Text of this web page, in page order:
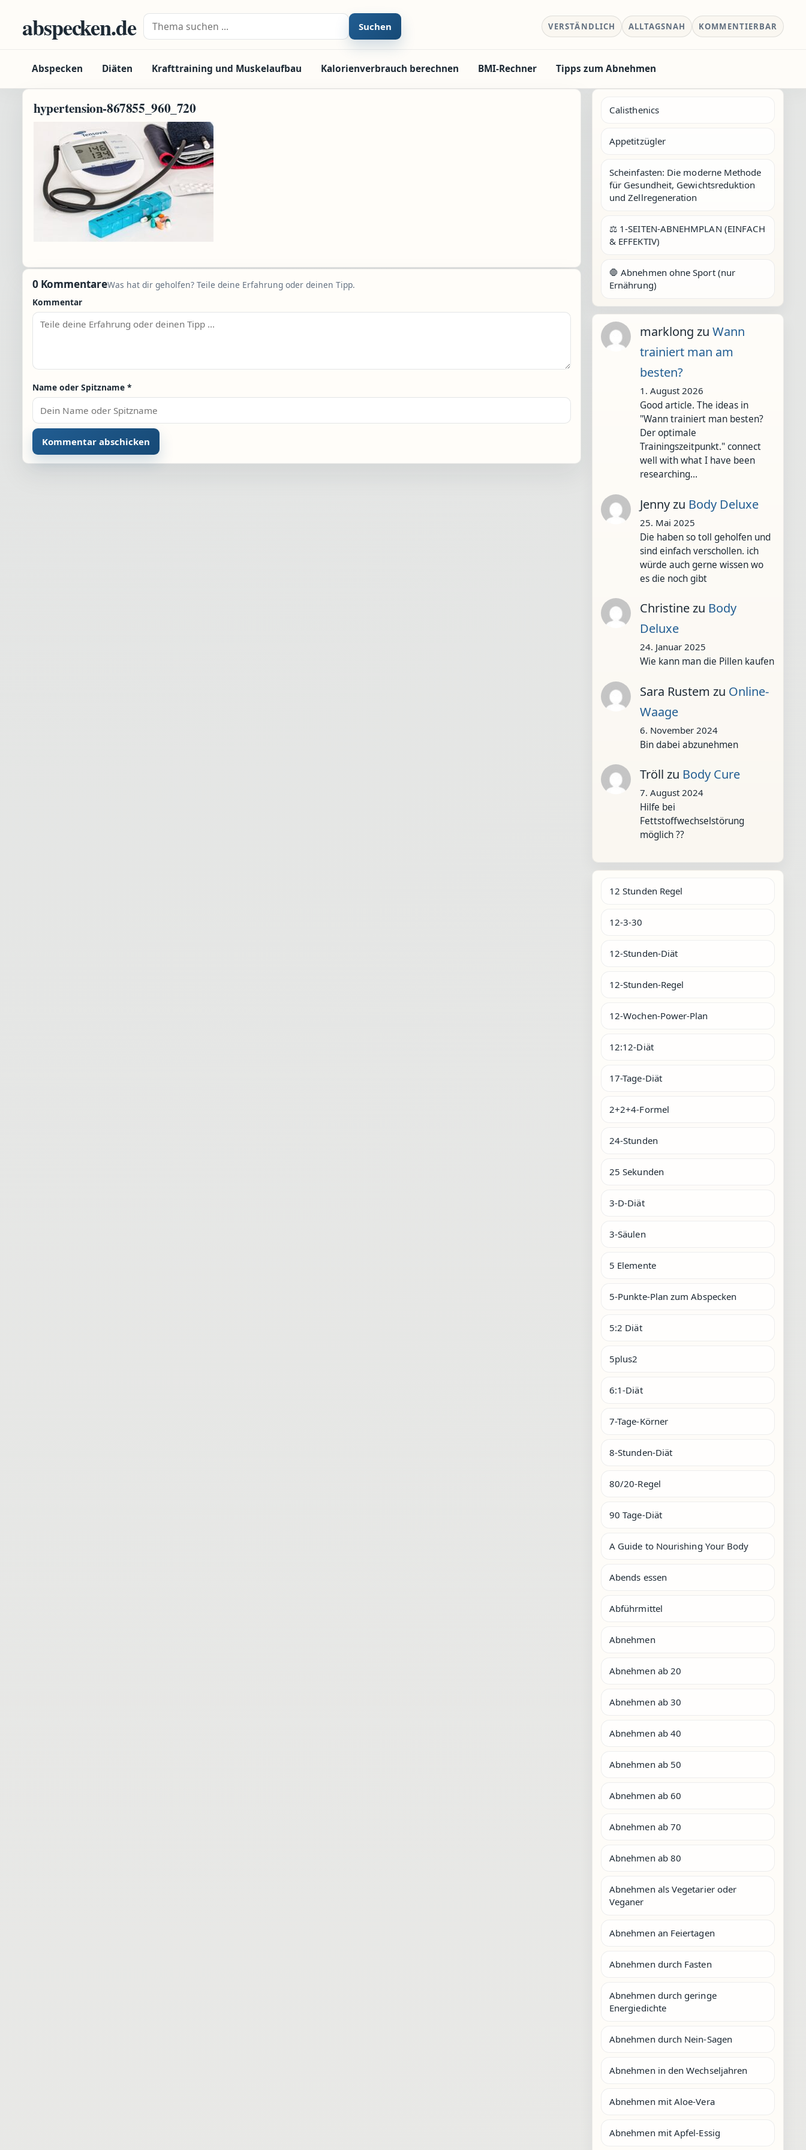
abspecken.de Suche nach: Suchen VERSTÄNDLICH ALLTAGSNAH KOMMENTIERBAR
Abspecken Diäten Krafttraining und Muskelaufbau Kalorienverbrauch berechnen BMI-Rechner Tipps zum Abnehmen
hypertension-867855_960_720
0 KommentareWas hat dir geholfen? Teile deine Erfahrung oder deinen Tipp.
Kommentar
Name oder Spitzname *
Calisthenics
Appetitzügler
Scheinfasten: Die moderne Methode
für Gesundheit, Gewichtsreduktion
und Zellregeneration
⚖️ 1-SEITEN-ABNEHMPLAN (EINFACH
& EFFEKTIV)
🛑 Abnehmen ohne Sport (nur
Ernährung)
marklong zu Wann
trainiert man am
besten?
1. August 2026
Good article. The ideas in
"Wann trainiert man besten?
Der optimale
Trainingszeitpunkt." connect
well with what I have been
researching…
Jennyzu Body Deluxe
25. Mai 2025
Die haben so toll geholfen und
sind einfach verschollen. ich
würde auch gerne wissen wo
es die noch gibt
Christinezu Body
Deluxe
24. Januar 2025
Wie kann man die Pillen kaufen
Sara Rustem zu Online-
Waage
6. November 2024
Bin dabei abzunehmen
Tröll zu Body Cure
7. August 2024
Hilfe bei
Fettstoffwechselstörung
möglich ??
12 Stunden Regel
12-3-30
12-Stunden-Diät
12-Stunden-Regel
12-Wochen-Power-Plan
12:12-Diät
17-Tage-Diät
2+2+4-Formel
24-Stunden
25 Sekunden
3-D-Diät
3-Säulen
5 Elemente
5-Punkte-Plan zum Abspecken
5:2 Diät
5plus2
6:1-Diät
7-Tage-Körner
8-Stunden-Diät
80/20-Regel
90 Tage-Diät
A Guide to Nourishing Your Body
Abends essen
Abführmittel
Abnehmen
Abnehmen ab 20
Abnehmen ab 30
Abnehmen ab 40
Abnehmen ab 50
Abnehmen ab 60
Abnehmen ab 70
Abnehmen ab 80
Abnehmen als Vegetarier oder
Veganer
Abnehmen an Feiertagen
Abnehmen durch Fasten
Abnehmen durch geringe
Energiedichte
Abnehmen durch Nein-Sagen
Abnehmen in den Wechseljahren
Abnehmen mit Aloe-Vera
Abnehmen mit Apfel-Essig